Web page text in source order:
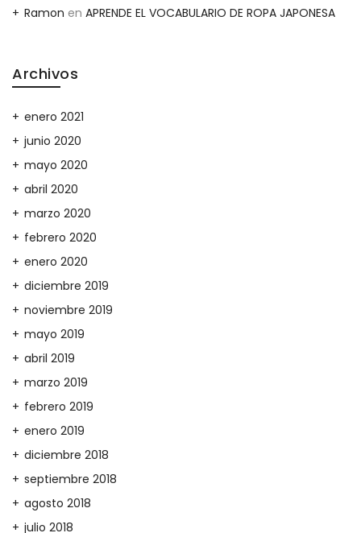
Ramon en APRENDE EL VOCABULARIO DE ROPA JAPONESA
Archivos
enero 2021
junio 2020
mayo 2020
abril 2020
marzo 2020
febrero 2020
enero 2020
diciembre 2019
noviembre 2019
mayo 2019
abril 2019
marzo 2019
febrero 2019
enero 2019
diciembre 2018
septiembre 2018
agosto 2018
julio 2018